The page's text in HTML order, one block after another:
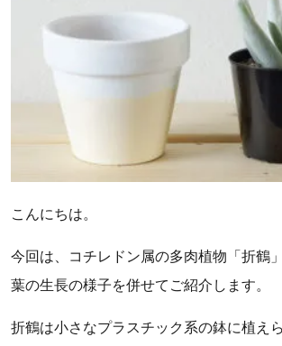
こんにちは。
今回は、コチレドン属の多肉植物「折鶴
葉の生長の様子を併せてご紹介します。
折鶴は小さなプラスチック系の鉢に植え